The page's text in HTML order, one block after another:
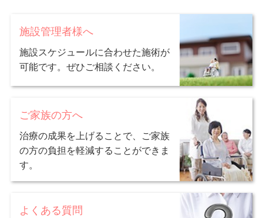
施設管理者様へ
施設スケジュールに合わせた施術が
可能です。ぜひご相談ください。
ご家族の方へ
治療の成果を上げることで、ご家族
の方の負担を軽減することができま
す。
よくある質問